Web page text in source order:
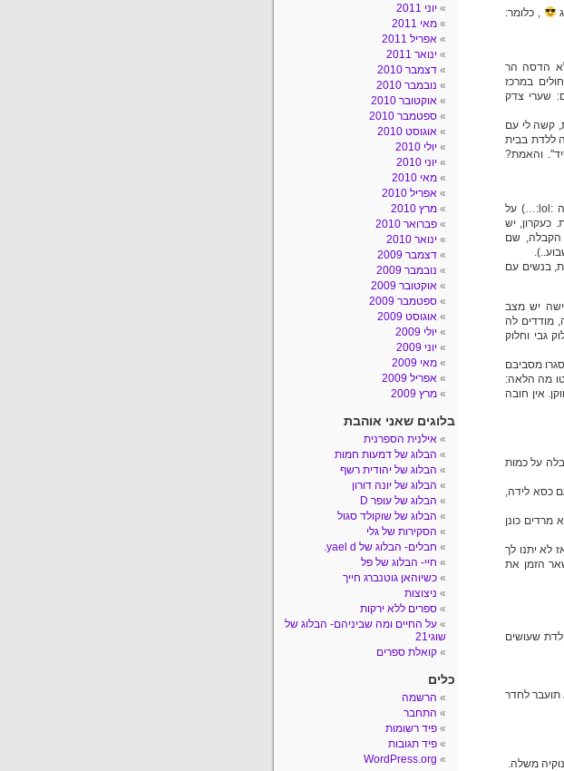
, כלומר:
הדסה הר
במרכז
שערי צדק
קשה לי עם
ללדת בבית
והאמת?
אישה החל מהשבוע ה-24 יכולה לדלג בקלילות (עד כמה שאפשר בשבוע הזה :lol:…) על
יולדות. כעקרון, יש
לחדר הקבלה, שם
אם מדובר ביולדות, בנשים עם
יש מצב
מודדים לה
גבי וחלוק
מסביבם
לפחות, ואז יחליטו מה הלאה:
אין חובה
על כמות
כסא לידה,
מרדים כונן
לא יתנו לך
הזמן את
שעושים
תועבר לחדר
יוני 2011
מאי 2011
אפריל 2011
ינואר 2011
דצמבר 2010
נובמבר 2010
אוקטובר 2010
ספטמבר 2010
אוגוסט 2010
יולי 2010
יוני 2010
מאי 2010
אפריל 2010
מרץ 2010
פברואר 2010
ינואר 2010
דצמבר 2009
נובמבר 2009
אוקטובר 2009
ספטמבר 2009
אוגוסט 2009
יולי 2009
יוני 2009
מאי 2009
אפריל 2009
מרץ 2009
בלוגים שאני אוהבת
אילנית הספרנית
הבלוג של דמעות חמות
הבלוג של יהודית רשף
הבלוג של יונה דורון
הבלוג של עופר D
הבלוג של שוקולד סגול
הסקירות של גלי
חבלים- הבלוג של yael d.
חיי- הבלוג של פל
כשיוהאן גוטנברג חייך
ניצוצות
ספרים ללא ירקות
על החיים ומה שביניהם- הבלוג של
שוגי21
קואלת ספרים
כלים
הרשמה
התחבר
פיד רשומות
פיד תגובות
WordPress.org